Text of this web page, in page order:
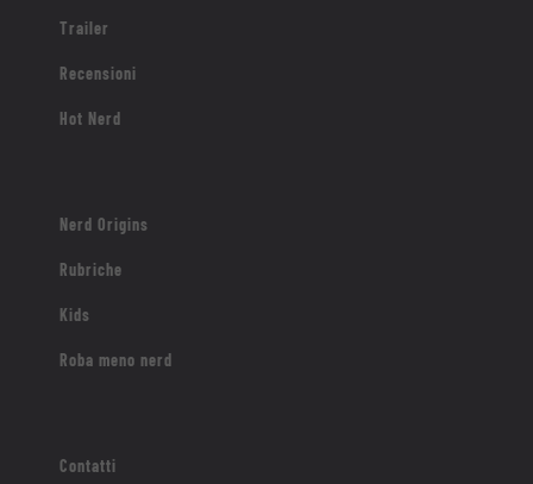
Trailer
Recensioni
Hot Nerd
Nerd Origins
Rubriche
Kids
Roba meno nerd
Contatti